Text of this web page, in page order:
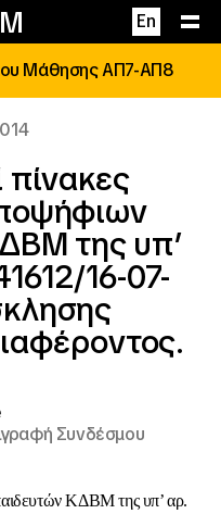
En
Μάθησης ΑΠ7-ΑΠ8
της υπ’
16-07-
Συνδέσμου
ΚΔΒΜ της υπ’ αρ.